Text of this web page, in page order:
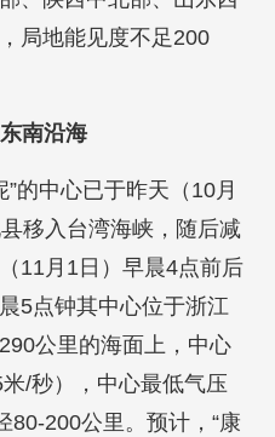
局地能见度不足200
南沿海
的中心已于昨天（10月
移入台湾海峡，随后减
11月1日）早晨4点前后
5点钟其中心位于浙江
公里的海面上，中心
/秒），中心最低气压
80-200公里。预计，“康